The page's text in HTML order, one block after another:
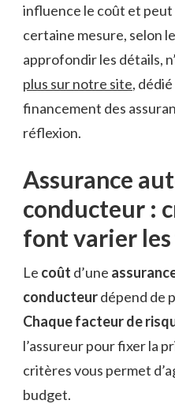
influence le coût et peut
certaine mesure, selon
approfondir les détails,
plus sur notre site,
financement des
réflexion.
Assurance
conducteur :
font varier
Le coût d’une
conducteurdépend de
Chaque facteur de
l’assureur pour fixer la
critères vous permet
budget.